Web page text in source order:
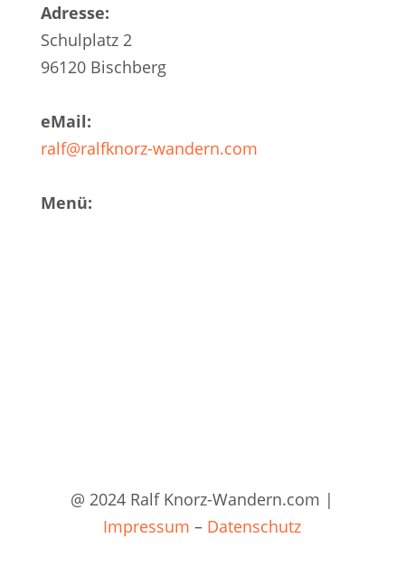
Adresse:
Schulplatz 2
96120 Bischberg
eMail:
ralf@ralfknorz-wandern.com
Menü:
@ 2024 Ralf Knorz-Wandern.com |
Impressum – Datenschutz